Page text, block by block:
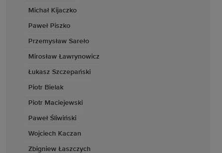
Michał Kijaczko
Paweł Piszko
Przemysław Sareło
Mirosław Ławrynowicz
Łukasz Szczepański
Piotr Bielak
Piotr Maciejewski
Paweł Śliwiński
Wojciech Kaczan
Zbigniew Łaszczych